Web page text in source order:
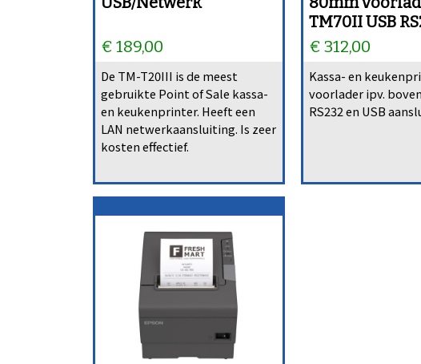
€ 189,00
De TM-T20III is de meest
gebruikte Point of Sale kassa-
en keukenprinter. Heeft een
LAN netwerkaansluiting. Is zeer
kosten effectief.
TM70II USB
€ 312,00
Kassa- en
voorlader ipv.
RS232 en USB